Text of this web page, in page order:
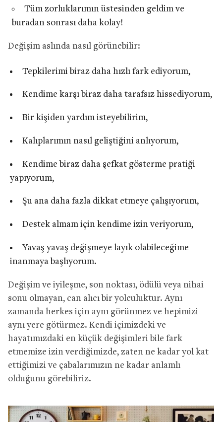
Tüm zorluklarımın üstesinden geldim ve
buradan sonrası daha kolay!
Değişim aslında nasıl görünebilir:
Tepkilerimi biraz daha hızlı fark ediyorum,
Kendime karşı biraz daha tarafsız hissediyorum,
Bir kişiden yardım isteyebilirim,
Kalıplarımın nasıl geliştiğini anlıyorum,
Kendime biraz daha şefkat gösterme pratiği
yapıyorum,
Şu ana daha fazla dikkat etmeye çalışıyorum,
Destek almam için kendime izin veriyorum,
Yavaş yavaş değişmeye layık olabileceğime
inanmaya başlıyorum.
Değişim ve iyileşme, son noktası, ödülü veya nihai
sonu olmayan, can alıcı bir yolculuktur. Aynı
zamanda herkes için aynı görünmez ve hepimizi
aynı yere götürmez. Kendi içimizdeki ve
hayatımızdaki en küçük değişimleri bile fark
etmemize izin verdiğimizde, zaten ne kadar yol kat
ettiğimizi ve çabalarımızın ne kadar anlamlı
olduğunu görebiliriz.